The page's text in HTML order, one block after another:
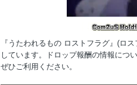
『うたわれるもの ロストフラグ』(ロ
しています。ドロップ報酬の情報につ
ぜひご利用ください。